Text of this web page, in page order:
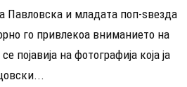
Павловска и младата поп-ѕвезда
го привлекоа вниманието на
појавија на фотографија која ја